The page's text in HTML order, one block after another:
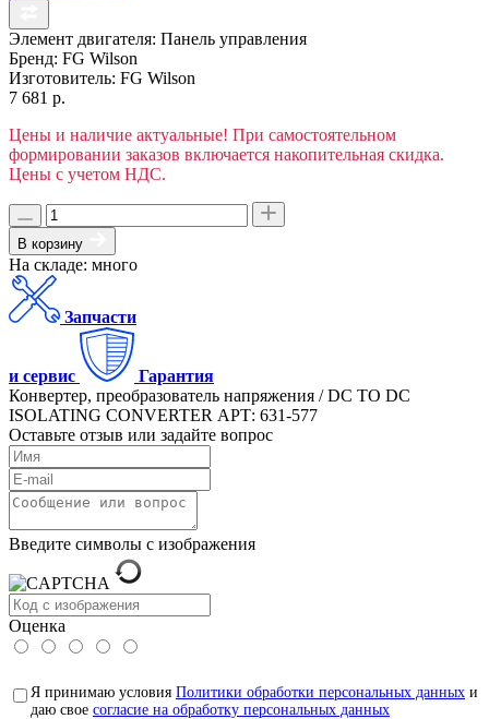
Элемент двигателя: Панель управления
Бренд: FG Wilson
Изготовитель: FG Wilson
7 681 р.
Цены и наличие актуальные! При самостоятельном
формировании заказов включается накопительная скидка.
Цены с учетом НДС.
В корзину
На складе: много
Запчасти
и сервис
Гарантия
Конвертер, преобразователь напряжения / DC TO DC
ISOLATING CONVERTER АРТ: 631-577
Оставьте отзыв или задайте вопрос
Введите символы с изображения
Оценка
Я принимаю условия Политики обработки персональных данных и
даю свое согласие на обработку персональных данных